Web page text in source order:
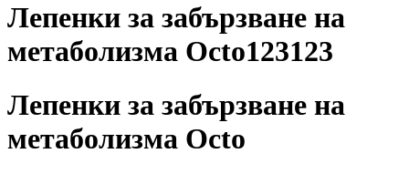
Лепенки за забързване на
метаболизма Octo123123
Лепенки за забързване на
метаболизма Octo